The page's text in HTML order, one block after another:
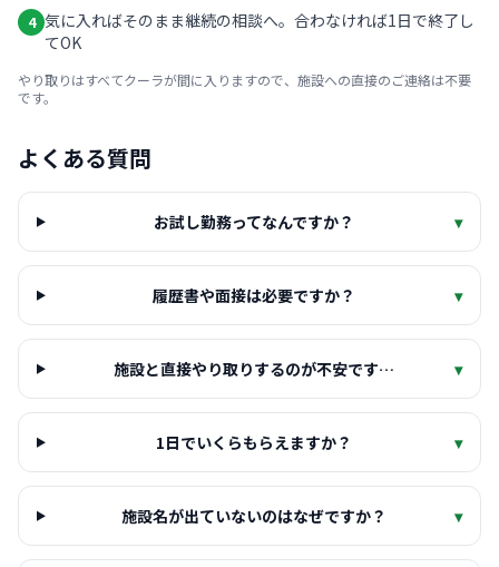
4 気に入ればそのまま継続の相談へ。合わなければ1日で終了し
てOK
やり取りはすべてクーラが間に入りますので、施設への直接のご連絡は不要
です。
よくある質問
お試し勤務ってなんですか？ ▾
履歴書や面接は必要ですか？ ▾
施設と直接やり取りするのが不安です… ▾
1日でいくらもらえますか？ ▾
施設名が出ていないのはなぜですか？ ▾